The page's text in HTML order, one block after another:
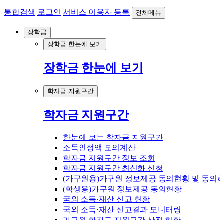
통합검색 로그인 서비스 이용자 등록 전체메뉴
장학금
장학금 한눈에 보기
장학금 한눈에 보기
학자금 지원구간
학자금 지원구간
한눈에 보는 학자금 지원구간
소득인정액 모의계산
학자금 지원구간 정보 조회
학자금 지원구간 최신화 신청
(가구원용)가구원 정보제공 동의현황 및 동의
(학생용)가구원 정보제공 동의현황
국외 소득·재산 신고 현황
국외 소득·재산 신고결과 모니터링